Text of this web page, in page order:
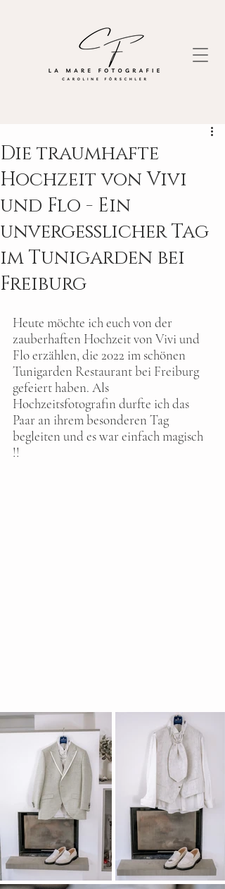
Die traumhafte
Hochzeit von Vivi
und Flo - Ein
unvergesslicher Tag
im Tunigarden bei
Freiburg
Heute möchte ich euch von der
zauberhaften Hochzeit von Vivi und
Flo erzählen, die 2022 im schönen
Tunigarden Restaurant bei Freiburg
gefeiert haben. Als
Hochzeitsfotografin durfte ich das
Paar an ihrem besonderen Tag
begleiten und es war einfach magisch
!!